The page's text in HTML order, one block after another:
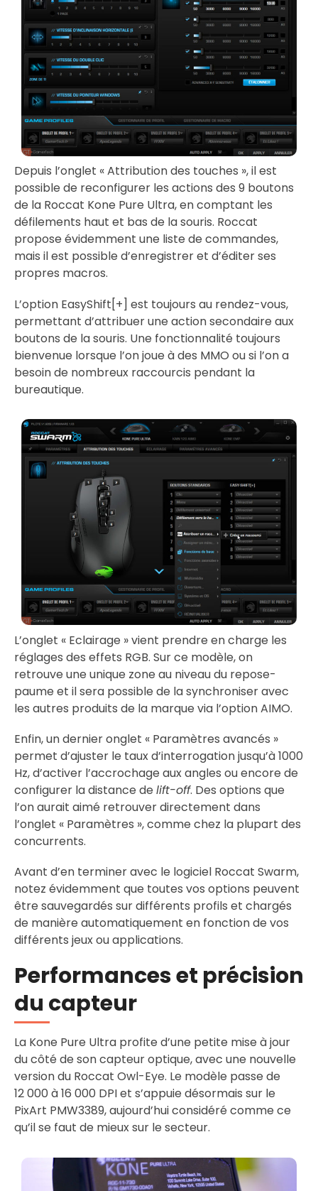
Depuis l’onglet « Attribution des touches », il est
possible de reconfigurer les actions des 9 boutons
de la Roccat Kone Pure Ultra, en comptant les
défilements haut et bas de la souris. Roccat
propose évidemment une liste de commandes,
mais il est possible d’enregistrer et d’éditer ses
propres macros.
L’option EasyShift[+] est toujours au rendez-vous,
permettant d’attribuer une action secondaire aux
boutons de la souris. Une fonctionnalité toujours
bienvenue lorsque l’on joue à des MMO ou si l’on a
besoin de nombreux raccourcis pendant la
bureautique.
L’onglet « Eclairage » vient prendre en charge les
réglages des effets RGB. Sur ce modèle, on
retrouve une unique zone au niveau du repose-
paume et il sera possible de la synchroniser avec
les autres produits de la marque via l’option AIMO.
Enfin, un dernier onglet « Paramètres avancés »
permet d’ajuster le taux d’interrogation jusqu’à 1000
Hz, d’activer l’accrochage aux angles ou encore de
configurer la distance de lift-off. Des options que
l’on aurait aimé retrouver directement dans
l’onglet « Paramètres », comme chez la plupart des
concurrents.
Avant d’en terminer avec le logiciel Roccat Swarm,
notez évidemment que toutes vos options peuvent
être sauvegardés sur différents profils et chargés
de manière automatiquement en fonction de vos
différents jeux ou applications.
Performances et précision
du capteur
La Kone Pure Ultra profite d’une petite mise à jour
du côté de son capteur optique, avec une nouvelle
version du Roccat Owl-Eye. Le modèle passe de
12 000 à 16 000 DPI et s’appuie désormais sur le
PixArt PMW3389, aujourd’hui considéré comme ce
qu’il se faut de mieux sur le secteur.